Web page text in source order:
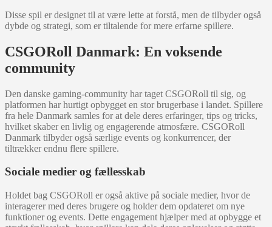
Disse spil er designet til at være lette at forstå, men de tilbyder også
dybde og strategi, som er tiltalende for mere erfarne spillere.
CSGORoll Danmark: En voksende
community
Den danske gaming-community har taget CSGORoll til sig, og
platformen har hurtigt opbygget en stor brugerbase i landet. Spillere
fra hele Danmark samles for at dele deres erfaringer, tips og tricks,
hvilket skaber en livlig og engagerende atmosfære. CSGORoll
Danmark tilbyder også særlige events og konkurrencer, der
tiltrækker endnu flere spillere.
Sociale medier og fællesskab
Holdet bag CSGORoll er også aktive på sociale medier, hvor de
interagerer med deres brugere og holder dem opdateret om nye
funktioner og events. Dette engagement hjælper med at opbygge et